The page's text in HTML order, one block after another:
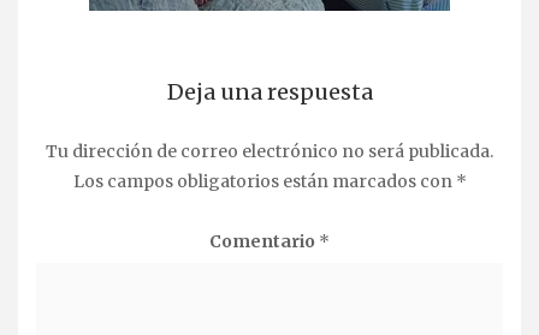
Deja una respuesta
Tu dirección de correo electrónico no será publicada.
Los campos obligatorios están marcados con *
Comentario *